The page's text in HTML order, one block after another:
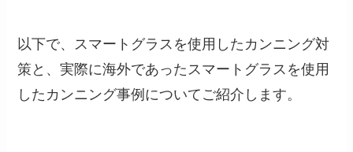
以下で、スマートグラスを使用したカンニング対
策と、実際に海外であったスマートグラスを使用
したカンニング事例についてご紹介します。